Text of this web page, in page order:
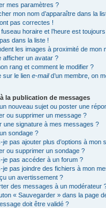
mes paramètres ?
mon nom d’apparaître dans la
pas correctes !
fuseau horaire et l’heure est
dans la liste !
les images à proximité de mon
afficher un avatar ?
rang et comment le modifier ?
sur le lien e-maild’un membre, on
la publication de messages
nouveau sujet ou poster une
ou supprimer un message ?
une signature à mes messages ?
sondage ?
je pas ajouter plus d’options à mon
ou supprimer un sondage ?
je pas accéder à un forum ?
je pas joindre des fichiers à mon
un avertissement ?
des messages à un modérateur
« Sauvegarder » dans la page
doit être validé ?